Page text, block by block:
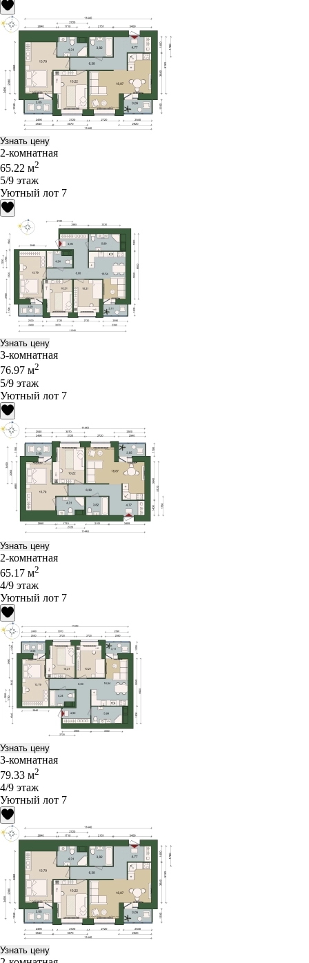
Узнать цену
2-комнатная
65.22 м2
5/9 этаж
Уютный лот 7
Узнать цену
3-комнатная
76.97 м2
5/9 этаж
Уютный лот 7
Узнать цену
2-комнатная
65.17 м2
4/9 этаж
Уютный лот 7
Узнать цену
3-комнатная
79.33 м2
4/9 этаж
Уютный лот 7
Узнать цену